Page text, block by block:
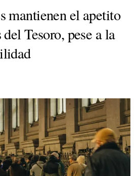
mantienen el apetito
Tesoro, pese a la